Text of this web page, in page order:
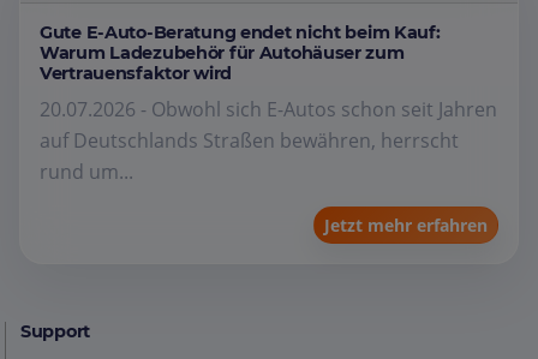
Gute E-Auto-Beratung endet nicht beim Kauf:
Warum Ladezubehör für Autohäuser zum
Vertrauensfaktor wird
20.07.2026 - Obwohl sich E-Autos schon seit Jahren
auf Deutschlands Straßen bewähren, herrscht
rund um...
Jetzt mehr erfahren
Support